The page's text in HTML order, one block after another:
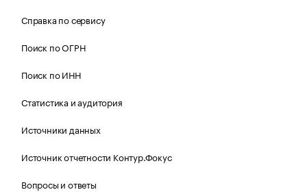
Справка по сервису
Поиск по ОГРН
Поиск по ИНН
Статистика и аудитория
Источники данных
Источник отчетности Контур.Фокус
Вопросы и ответы